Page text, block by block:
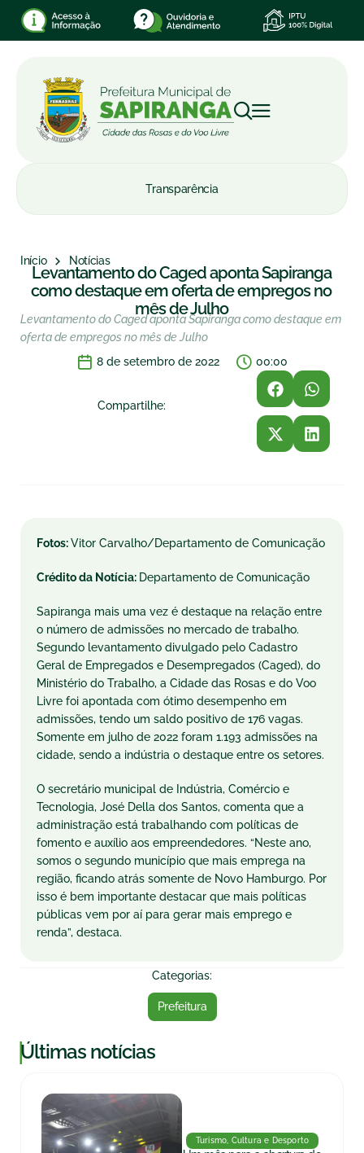
Transparência
Início Notícias
Levantamento do Caged aponta Sapiranga
como destaque em oferta de empregos no
mês de Julho
Levantamento do Caged aponta Sapiranga como destaque em
oferta de empregos no mês de Julho
8 de setembro de 2022
00:00
Compartilhe:
Fotos:Vitor Carvalho/Departamento de Comunicação
Crédito da Notícia: Departamento de Comunicação
Sapiranga mais uma vez é destaque na relação entre
o número de admissões no mercado de trabalho.
Segundo levantamento divulgado pelo Cadastro
Geral de Empregados e Desempregados (Caged), do
Ministério do Trabalho, a Cidade das Rosas e do Voo
Livre foi apontada com ótimo desempenho em
admissões, tendo um saldo positivo de 176 vagas.
Somente em julho de 2022 foram 1.193 admissões na
cidade, sendo a indústria o destaque entre os setores.
O secretário municipal de Indústria, Comércio e
Tecnologia, José Della dos Santos, comenta que a
administração está trabalhando com políticas de
fomento e auxílio aos empreendedores. “Neste ano,
somos o segundo município que mais emprega na
região, ficando atrás somente de Novo Hamburgo. Por
isso é bem importante destacar que mais políticas
públicas vem por aí para gerar mais emprego e
renda”, destaca.
Categorias:
Prefeitura
|Últimas notícias
Turismo, Cultura e Desporto